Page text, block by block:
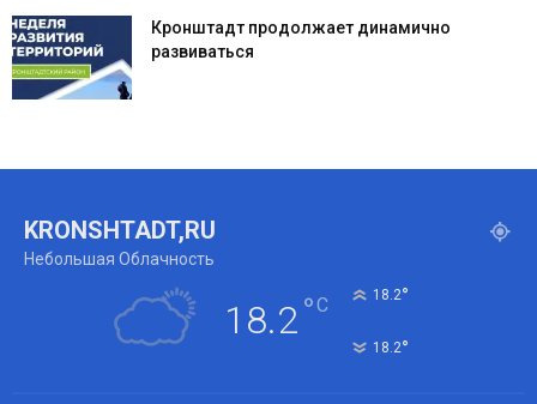
Кронштадт продолжает динамично
развиваться
KRONSHTADT,RU
Небольшая Облачность
18.2°C 18.2°
18.2°